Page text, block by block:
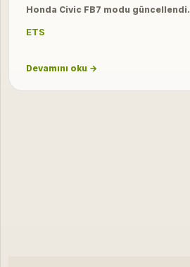
Honda Civic FB7 modu güncellendi.
ETS
Devamını oku →